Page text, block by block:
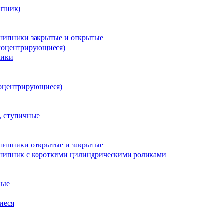
закрытые и открытые
ступичные
открытые и закрытые
с короткими цилиндрическими роликами